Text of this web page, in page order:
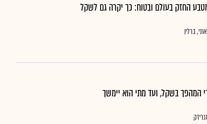
החזק בעולם ובטוח: כך יקרה גם לשקל
ברלין
המהפך בשקל, ועד מתי הוא יימשך